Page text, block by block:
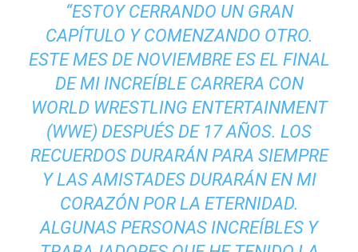
“ESTOY CERRANDO UN GRAN
CAPÍTULO Y COMENZANDO OTRO.
ESTE MES DE NOVIEMBRE ES EL FINAL
DE MI INCREÍBLE CARRERA CON
WORLD WRESTLING ENTERTAINMENT
(WWE) DESPUÉS DE 17 AÑOS. LOS
RECUERDOS DURARÁN PARA SIEMPRE
Y LAS AMISTADES DURARÁN EN MI
CORAZÓN POR LA ETERNIDAD.
ALGUNAS PERSONAS INCREÍBLES Y